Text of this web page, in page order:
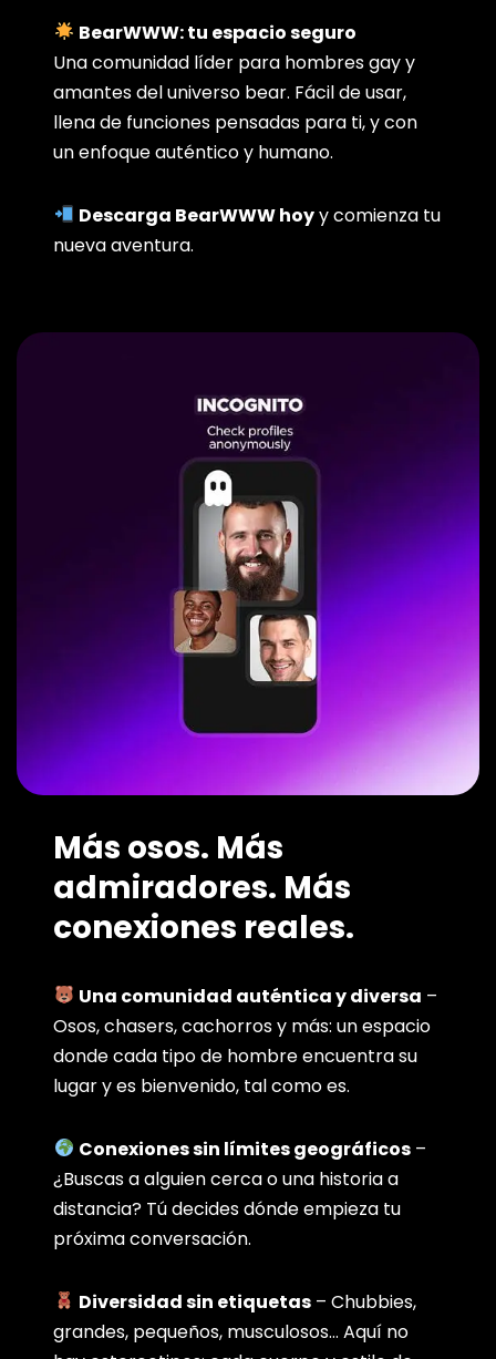
BearWWW: tu espacio seguro
Una comunidad líder para hombres gay y
amantes del universo bear. Fácil de usar,
llena de funciones pensadas para ti, y con
un enfoque auténtico y humano.
Descarga BearWWW hoyy comienza tu
nueva aventura.
Más osos. Más
admiradores. Más
conexiones reales.
Una comunidad auténtica y diversa –
Osos, chasers, cachorros y más: un espacio
donde cada tipo de hombre encuentra su
lugar y es bienvenido, tal como es.
Conexiones sin límites geográficos–
¿Buscas a alguien cerca o una historia a
distancia? Tú decides dónde empieza tu
próxima conversación.
Diversidad sin etiquetas– Chubbies,
grandes, pequeños, musculosos… Aquí no